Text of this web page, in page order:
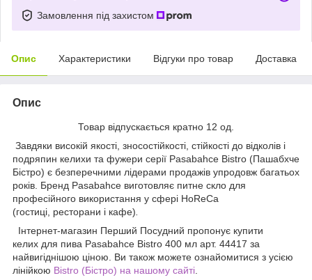
Замовлення під захистом
Опис Характеристики Відгуки про товар Доставка
Опис
Товар відпускається кратно 12 од.
Завдяки високій якості, зносостійкості, стійкості до відколів і
подряпин келихи та фужери серії Pasabahce Bistro (Пашабхче
Бістро) є безперечними лідерами продажів упродовж багатьох
років. Бренд Pasabahce виготовляє питне скло для
професійного використання у сфері HoReCa
(гостиці, ресторани і кафе)
Інтернет-магазин Перший Посудний пропонує купити
келих для пива Pasabahce Bistro 400 мл арт. 44417 за
найвигіднішою ціною. Ви також можете ознайомитися з усією
лінійкою Bistro (Бістро) на нашому сайті